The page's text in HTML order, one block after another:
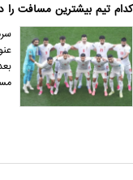
کدام تیم بیشترین مسافت را